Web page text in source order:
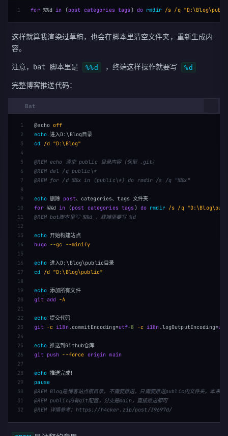
for %%d in (post categories tags) do rmdir /s /q
这样就算我渲染过草稿，也会在脚本里清空文件夹，重新生成内
容。
注意，bat 脚本里是
%%d ，终端这样操作就要写 %d
完整博客推送代码：
1
2
3
4
5
6
7
8
9
10
11
12
13
14
15
16
17
18
19
20
21
22
23
24
25
26
27
28
29
30
31
@echo off
echo
cd
/d "D:\Blog"
@REM echo 清空 public 目录内容（保留 .git）
@REM del /q public\*
@REM for /d %%x in (public\*) do rmdir /s /q "%%x"
echo 删除 post
for %%d in (post categories tags) do rmdir /s /q
@REM bat脚本里写 %%d ，终端里要写 %d
echo
开始构建站点
hugo --gc --minify
echo
cd
/d "D:\Blog\public"
echo
添加所有文件
git add -A
echo
git -c i18n.commitEncoding=utf-8 -c i18n .logOutputEncoding=utf
echo
git push --force origin main
echo
pause
@REM Blog是博客站点根目录，不需要推送，只需要推送public内文件夹，本
@REM public内有git配置，分支是main，直接推送即可
@REM 详情参考：https://h4cker.zip/post/39697d/